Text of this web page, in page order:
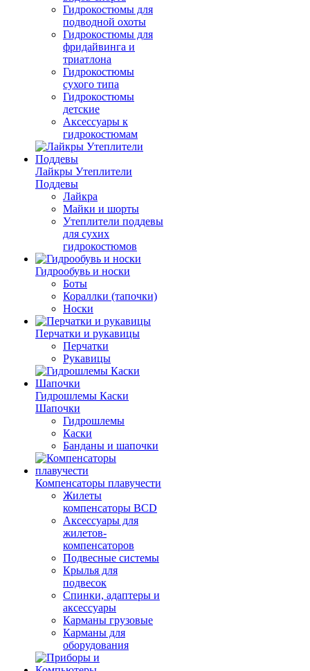
Гидрокостюмы для
подводной охоты
Гидрокостюмы для
фридайвинга и
триатлона
Гидрокостюмы
сухого типа
Гидрокостюмы
детские
Аксессуары к
гидрокостюмам
Лайкры Утеплители
Поддевы
Лайкра
Майки и шорты
Утеплители поддевы
для сухих
гидрокостюмов
Гидрообувь и носки
Боты
Кораллки (тапочки)
Носки
Перчатки и рукавицы
Перчатки
Рукавицы
Гидрошлемы Каски
Шапочки
Гидрошлемы
Каски
Банданы и шапочки
Компенсаторы плавучести
Жилеты
компенсаторы BCD
Аксессуары для
жилетов-
компенсаторов
Подвесные системы
Крылья для
подвесок
Спинки, адаптеры и
аксессуары
Карманы грузовые
Карманы для
оборудования